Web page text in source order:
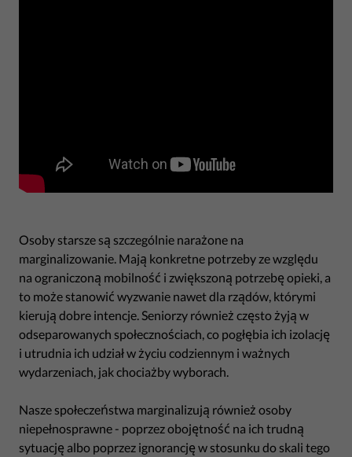
Osoby starsze są szczególnie narażone na
marginalizowanie. Mają konkretne potrzeby ze względu
na ograniczoną mobilność i zwiększoną potrzebę opieki, a
to może stanowić wyzwanie nawet dla rządów, którymi
kierują dobre intencje. Seniorzy również często żyją w
odseparowanych społecznościach, co pogłębia ich izolację
i utrudnia ich udział w życiu codziennym i ważnych
wydarzeniach, jak chociażby wyborach.
Nasze społeczeństwa marginalizują również osoby
niepełnosprawne - poprzez obojętność na ich trudną
sytuację albo poprzez ignorancję w stosunku do skali tego